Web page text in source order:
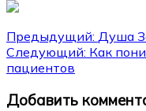
Навигация
по
записям
Предыдущий: Душа
Следующий: Как
пациентов
Добавить